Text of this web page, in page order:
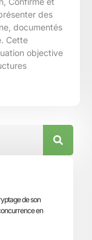
des
documentés
Cette
objective
de son
en